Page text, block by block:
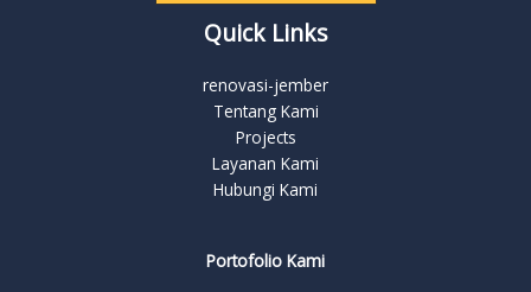
Quick Links
renovasi-jember
Tentang Kami
Projects
Layanan Kami
Hubungi Kami
Portofolio Kami